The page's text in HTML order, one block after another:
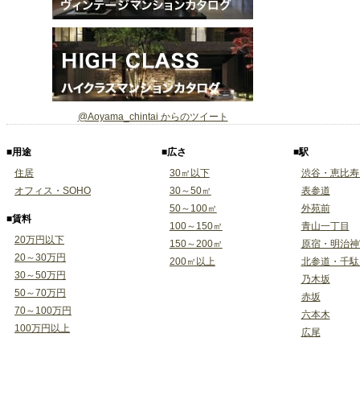
@Aoyama_chintai からのツイート
■用途
住居
オフィス・SOHO
■賃料
20万円以下
20～30万円
30～50万円
50～70万円
70～100万円
100万円以上
■広さ
30㎡以下
30～50㎡
50～100㎡
100～150㎡
150～200㎡
200㎡以上
■駅
渋谷・恵比
表参道
外苑前
青山一丁目
原宿・明治
北参道・千
乃木坂
赤坂
六本木
広尾